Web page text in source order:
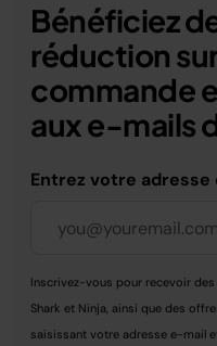
Bénéficiez
réduction
commande
aux e-mails
Entrez votre adresse
Inscrivez-vous pour recevoir
Shark et Ninja, ainsi que des
saisissant votre adresse e-mail